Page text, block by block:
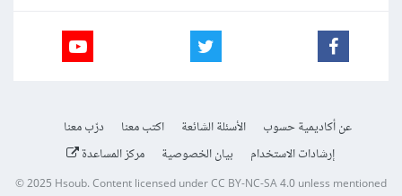
عن أكاديمية حسوب الأسئلة الشائعة اكتب معنا
درّب معنا
إرشادات الاستخدام
بيان الخصوصية مركز المساعدة
© 2025Hsoub.Content licensed underCC BY-NC-SA 4.0unless mentioned